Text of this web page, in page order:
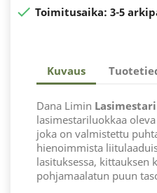
 Toimitusaika: 3-5
Kuvaus
Dana Limin
lasimestariluokkaa
joka on valmistettu
hienoimmista
lasituksessa, kittauksen
pohjamaalatun puun